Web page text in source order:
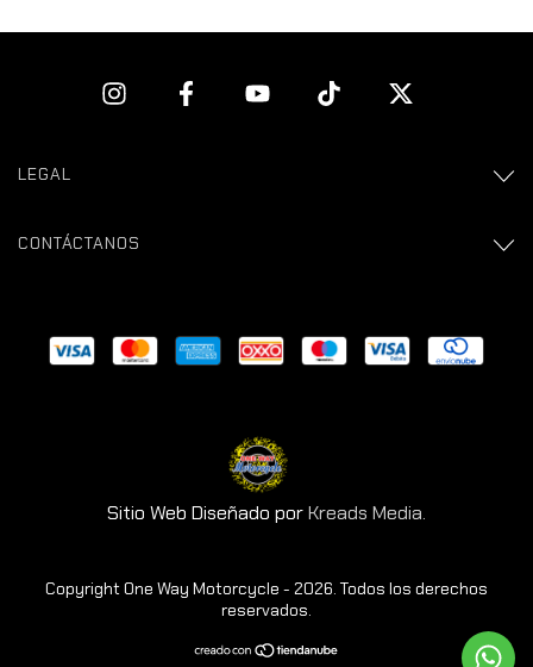
LEGAL
CONTÁCTANOS
Sitio Web Diseñado porKreads Media.
Copyright One Way Motorcycle - 2026. Todos los derechos
reservados.